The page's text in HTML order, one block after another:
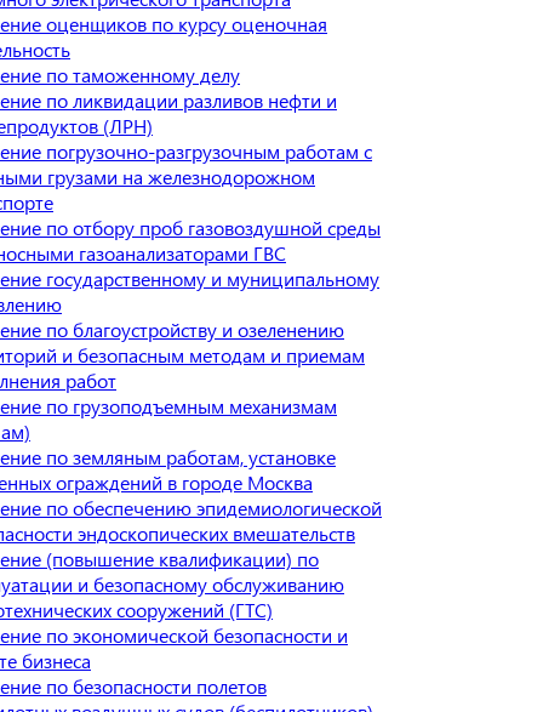
оценщиков по курсу оценочная
по таможенному делу
по ликвидации разливов нефти и
(ЛРН)
погрузочно-разгрузочным работам с
грузами на железнодорожном
по отбору проб газовоздушной среды
газоанализаторами ГВС
государственному и муниципальному
по благоустройству и озеленению
и безопасным методам и приемам
работ
по грузоподъемным механизмам
по земляным работам, установке
ограждений в городе Москва
по обеспечению эпидемиологической
эндоскопических вмешательств
(повышение квалификации) по
и безопасному обслуживанию
сооружений (ГТС)
по экономической безопасности и
бизнеса
по безопасности полетов